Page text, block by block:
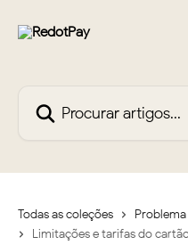
Todas as coleções
Limitações e tarifas do